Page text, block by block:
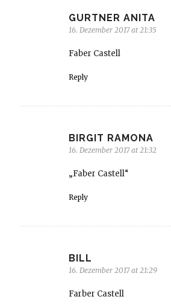
GURTNER ANITA
16. Dezember 2017 at 21:35
Faber Castell
Reply
BIRGIT RAMONA
16. Dezember 2017 at 21:32
„Faber Castell“
Reply
BILL
16. Dezember 2017 at 21:29
Farber Castell